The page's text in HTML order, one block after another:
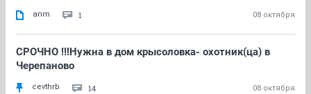
anm 1 08 октября
СРОЧНО !!!Нужна в дом крысоловка- охотник(ца) в
Черепаново
cevthrb 14 08 октября